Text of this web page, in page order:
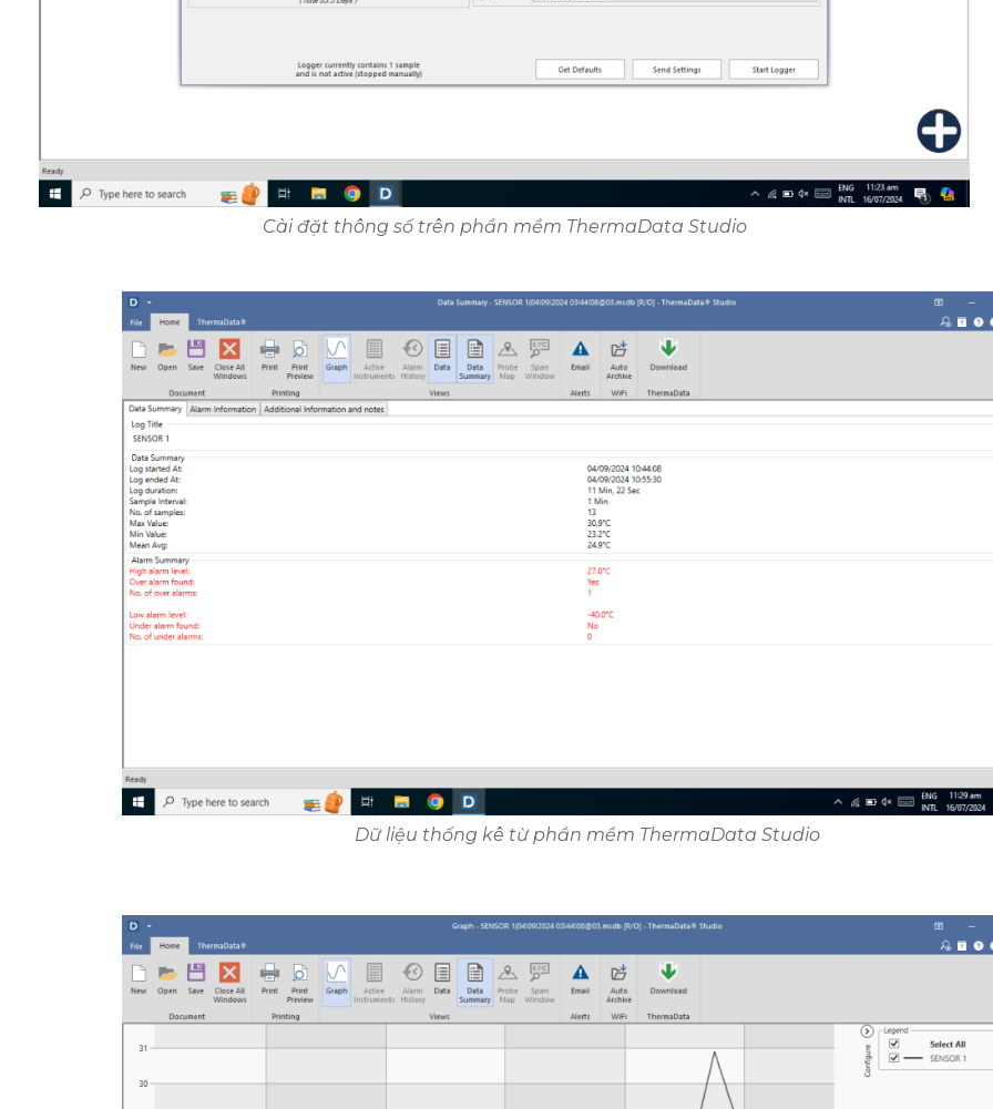
Cài đặt thông số trên phần mềm ThermaData Studio
Dữ liệu thống kê từ phần mềm ThermaData Studio